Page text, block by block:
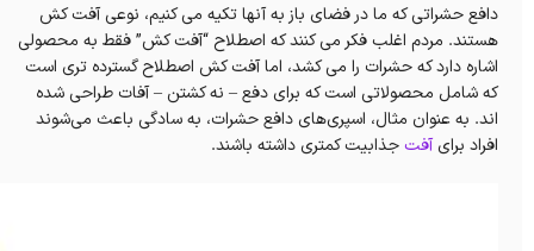
دافع حشراتی که ما در فضای باز به آنها تکیه می کنیم، نوعی آفت کش
هستند. مردم اغلب فکر می کنند که اصطلاح “آفت کش” فقط به محصولی
اشاره دارد که حشرات را می کشد، اما آفت کش اصطلاح گسترده تری است
که شامل محصولاتی است که برای دفع – نه کشتن – آفات طراحی شده
اند. به عنوان مثال، اسپری‌های دافع حشرات، به سادگی باعث می‌شوند
افراد برایآفتجذابیت کمتری داشته باشند.